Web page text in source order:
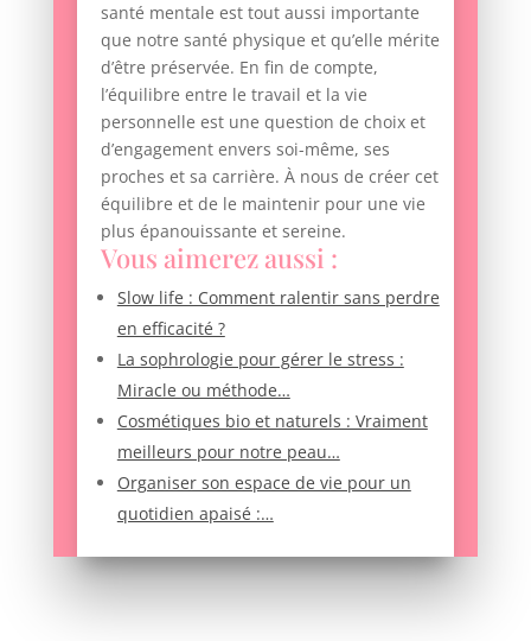
santé mentale est tout aussi importante
que notre santé physique et qu’elle mérite
d’être préservée. En fin de compte,
l’équilibre entre le travail et la vie
personnelle est une question de choix et
d’engagement envers soi-même, ses
proches et sa carrière. À nous de créer cet
équilibre et de le maintenir pour une vie
plus épanouissante et sereine.
Vous aimerez aussi :
Slow life : Comment ralentir sans perdre
en efficacité ?
La sophrologie pour gérer le stress :
Miracle ou méthode…
Cosmétiques bio et naturels : Vraiment
meilleurs pour notre peau…
Organiser son espace de vie pour un
quotidien apaisé :…